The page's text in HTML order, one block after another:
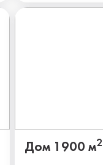
Дом 1900 м2